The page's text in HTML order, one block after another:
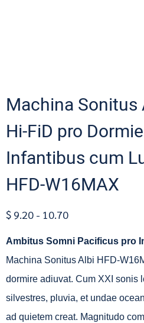
Machina
Hi-FiD pro
Infantibus cum
HFD-W16MAX
$ 9.20 - 10.70
Ambitus Somni Pacificus pro
Machina Sonitus Albi HFD-
dormire adiuvat. Cum XXI sonis
silvestres, pluvia, et undae
ad quietem creat. Magnitudo